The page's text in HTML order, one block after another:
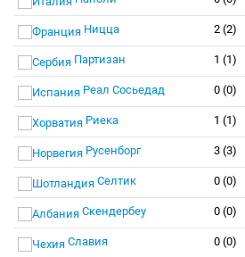
Ницца 2 (2)
Партизан 1 (1)
Реал Сосьедад 0 (0)
Риека 1 (1)
Русенборг 3 (3)
Селтик 0 (0)
Скендербеу 0 (0)
Славия 0 (0)